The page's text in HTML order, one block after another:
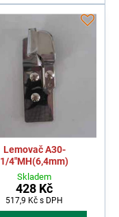
Lemovač A30-
1/4"MH(6,4mm)
Skladem
428 Kč
517,9 Kč s DPH